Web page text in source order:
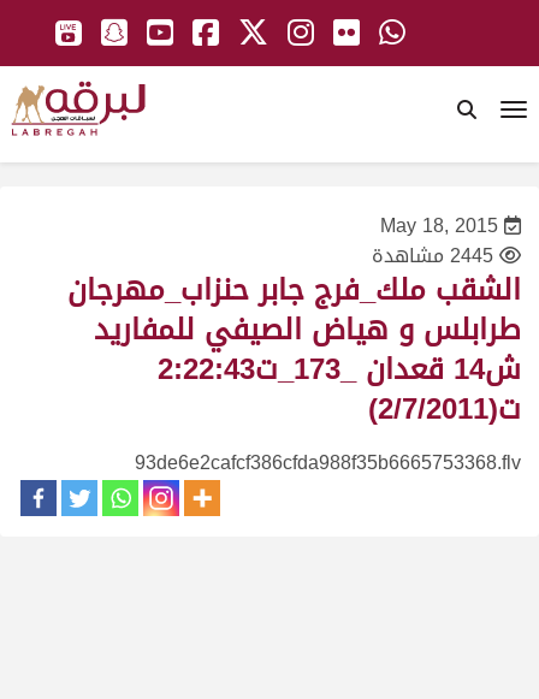
May 18, 2015
2445 مشاهدة
الشقب ملك_فرج جابر حنزاب_مهرجان
طرابلس و هياض الصيفي للمفاريد
ش14 قعدان _173_ت2:22:43
ت(2/7/2011)
93de6e2cafcf386cfda988f35b6665753368.flv